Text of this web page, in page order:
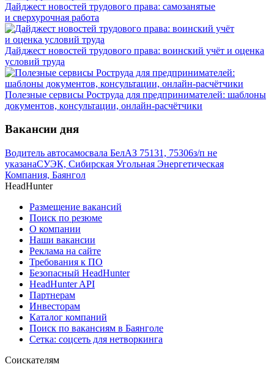
Дайджест новостей трудового права: самозанятые
и сверхурочная работа
Дайджест новостей трудового права: воинский учёт и оценка
условий труда
Полезные сервисы Роструда для предпринимателей: шаблоны
документов, консультации, онлайн-расчётчики
Вакансии дня
Водитель автосамосвала БелАЗ 75131, 75306з/п не
указанаСУЭК, Сибирская Угольная Энергетическая
Компания, Баянгол
HeadHunter
Размещение вакансий
Поиск по резюме
О компании
Наши вакансии
Реклама на сайте
Требования к ПО
Безопасный HeadHunter
HeadHunter API
Партнерам
Инвесторам
Каталог компаний
Поиск по вакансиям в Баянголе
Сетка: соцсеть для нетворкинга
Соискателям